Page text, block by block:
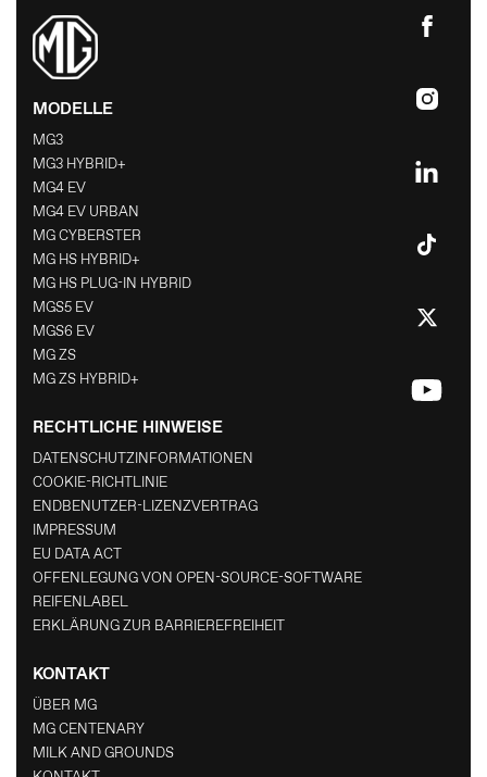
MODELLE
MG3
MG3 HYBRID+
MG4 EV
MG4 EV URBAN
MG CYBERSTER
MG HS HYBRID+
MG HS PLUG-IN HYBRID
MGS5 EV
MGS6 EV
MG ZS
MG ZS HYBRID+
RECHTLICHE HINWEISE
DATENSCHUTZINFORMATIONEN
COOKIE-RICHTLINIE
ENDBENUTZER-LIZENZVERTRAG
IMPRESSUM
EU DATA ACT
OFFENLEGUNG VON OPEN-SOURCE-SOFTWARE
REIFENLABEL
ERKLÄRUNG ZUR BARRIEREFREIHEIT
KONTAKT
ÜBER MG
MG CENTENARY
MILK AND GROUNDS